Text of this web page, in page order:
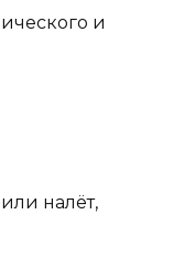
и
налёт,